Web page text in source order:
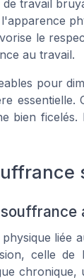
travail
le
au travail.
pour
essentielle.
bien
liée
celle